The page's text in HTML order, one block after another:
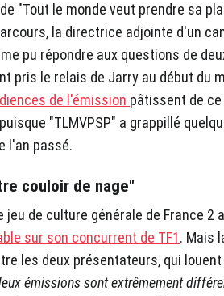
"Tout le monde veut prendre sa
la directrice adjointe d'un
pu répondre aux questions de
pris le relais de Jarry au début du
de l'émission pâtissent de
"TLMVPSP" a grappillé
l'an passé.
couloir de nage"
de culture générale de France 2
sur son concurrent de TF1. Mais
les deux présentateurs, qui
émissions sont extrêmement